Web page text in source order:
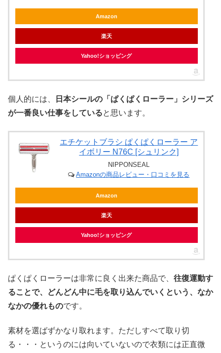
Amazon
楽天
Yahoo!ショッピング
個人的には、
日本シールの「ぱくぱくローラー」シリーズ
が一番良い仕事をしていると思います。
エチケットブラシ ぱくぱくローラー ア
イボリー N76C [シュリンク]
NIPPONSEAL
Amazonの商品レビュー・口コミを見る
Amazon
楽天
Yahoo!ショッピング
ぱくぱくローラーは非常に良く出来た商品で、 往復運動す
ることで、どんどん中に毛を取り込んでいくという、なか
なかの優れものです。
素材を選ばずかなり取れます。ただしすべて取り切
る・・・というのには向いていないので衣類には正直微